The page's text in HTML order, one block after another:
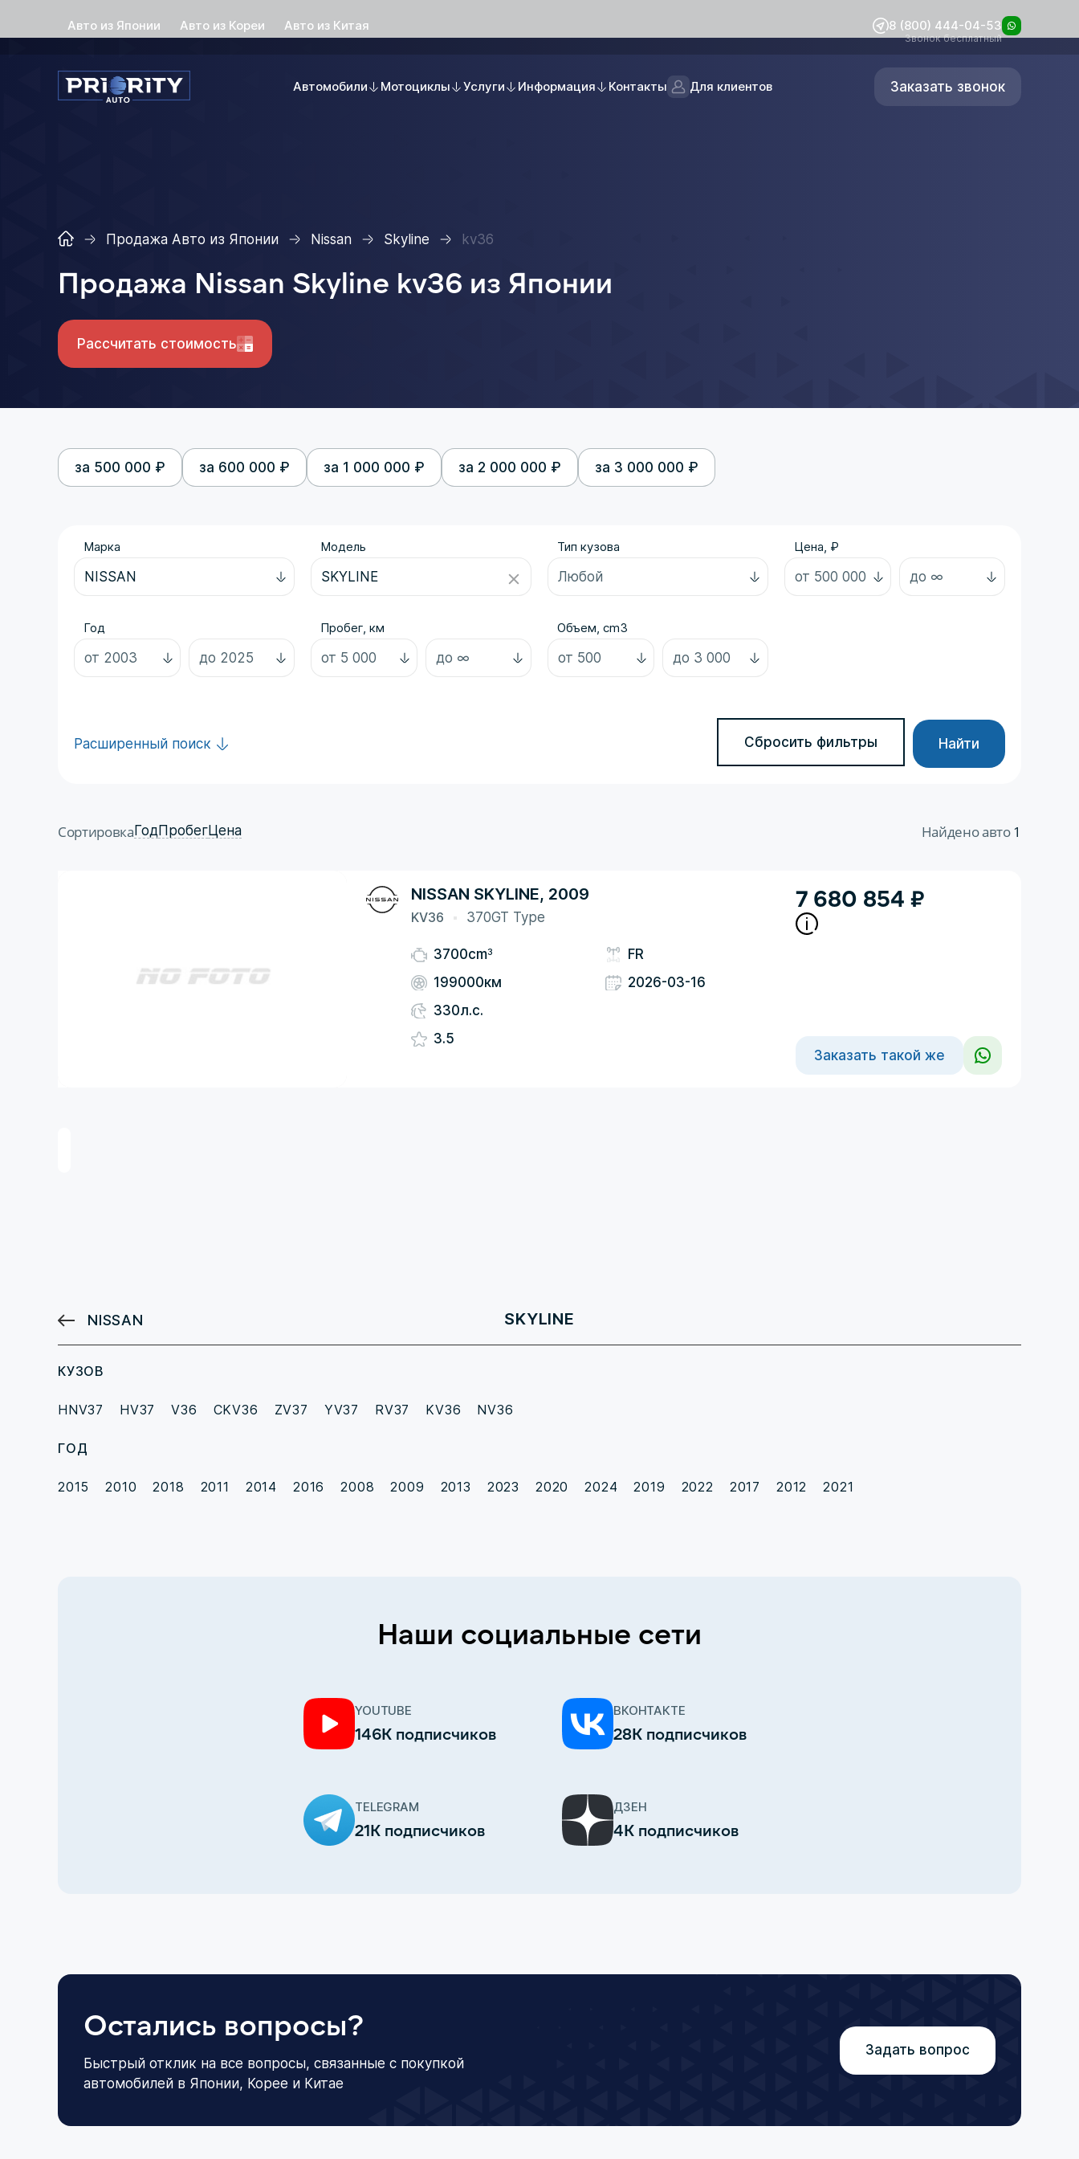
Авто из Японии Авто из Кореи Авто из Китая 8 (800) 444-04-53
Звонок бесплатный
Автомобили Мотоциклы Услуги Информация Контакты Для клиентов Заказать звонок
Продажа Авто из Японии Nissan Skyline kv36
Продажа Nissan Skyline kv36 из Японии
Рассчитать стоимость
за 500 000 ₽ за 600 000 ₽ за 1 000 000 ₽ за 2 000 000 ₽ за 3 000 000 ₽
Марка Модель Тип кузова Цена, ₽
Год Пробег, км Объем, cm3
Расширенный поиск Сбросить фильтры Найти
Сортировка ГодПробегЦена Найдено авто1
NISSAN SKYLINE, 2009
KV36 370GT Type
3700cm3
199000км
330л.с.
3.5
FR
2026-03-16
7 680 854 ₽
Заказать такой же
NISSAN SKYLINE
КУЗОВ
HNV37 HV37 V36 CKV36 ZV37 YV37 RV37 KV36 NV36
ГОД
2015 2010 2018 2011 2014 2016 2008 2009 2013 2023 2020 2024 2019 2022 2017 2012 2021
Наши социальные сети
YOUTUBE
146К подписчиков
ВКОНТАКТЕ
28К подписчиков
TELEGRAM
21К подписчиков
ДЗЕН
4К подписчиков
Остались вопросы?
Быстрый отклик на все вопросы, связанные с покупкой
автомобилей в Японии, Корее и Китае
Задать вопрос